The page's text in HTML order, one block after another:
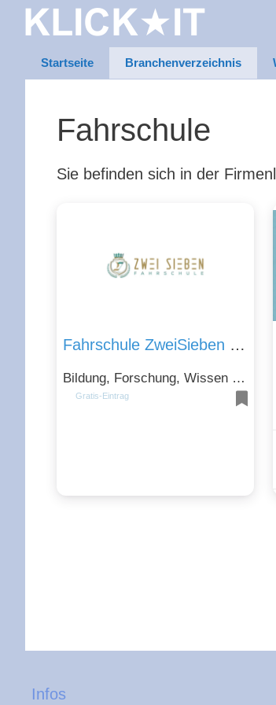
Inhalt
Startseite Branchenverzeichnis
Fahrschule
Sie befinden sich in der
Fahrschule ZweiSieben GmbH
Bildung, Forschung, Wissen und Transport, Verkehr, Logistik
Gratis-Eintrag
Infos